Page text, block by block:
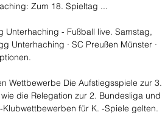
Zum 18. Spieltag ...
- Fußball live. Samstag,
Unterhaching · SC Preußen Münster ·
Wettbewerbe Die Aufstiegsspiele zur 3.
die Relegation zur 2. Bundesliga und
für K. -Spiele gelten.